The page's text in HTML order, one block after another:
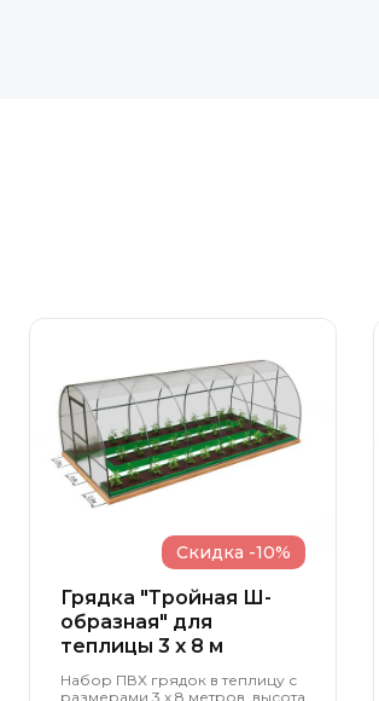
Грядка "Тройная Ш-
образная" для
теплицы 3 x 8 м
Набор ПВХ грядок в теплицу с
размерами 3 х 8 метров, высота
Скидка -10%